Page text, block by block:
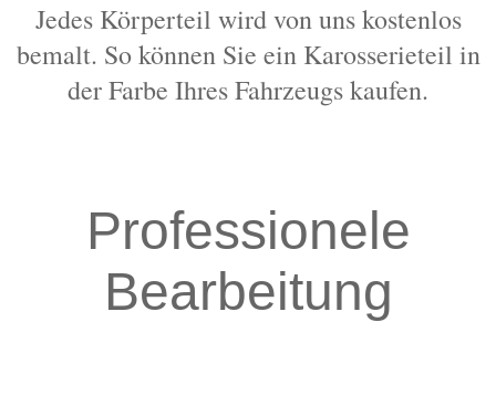
Jedes Körperteil wird von uns kostenlos
bemalt. So können Sie ein Karosserieteil in
der Farbe Ihres Fahrzeugs kaufen.
Professionele
Bearbeitung